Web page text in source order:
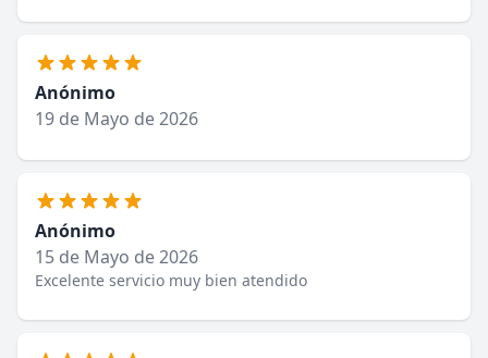
Anónimo
19 de Mayo de 2026
Anónimo
15 de Mayo de 2026
Excelente servicio muy bien atendido